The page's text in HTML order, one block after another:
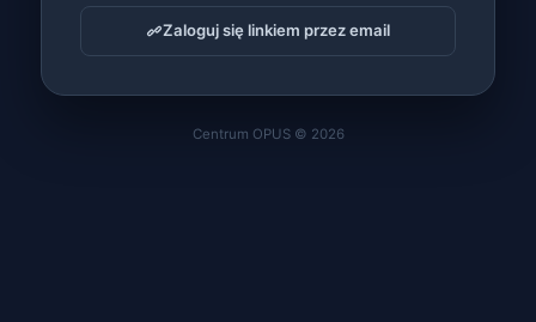
Zaloguj się linkiem przez email
Centrum OPUS © 2026